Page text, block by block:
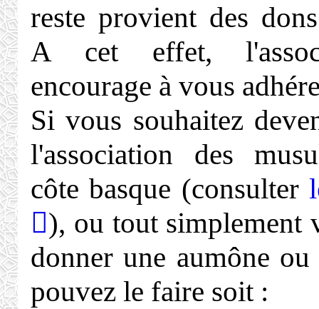
reste provient des
A cet effet,
encourage à vous
Si vous souhaitez
l'association des
côte basque (consulter
), ou tout simplement
donner une aumône
pouvez le faire soit :